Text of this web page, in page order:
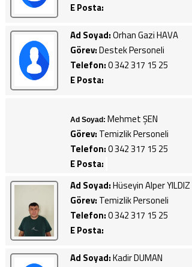
E Posta:
Ad Soyad:Orhan Gazi HAVA
Görev:Destek Personeli
Telefon:0 342 317 15 25
E Posta:
Ad Soyad: Mehmet ŞEN
Görev: Temizlik Personeli
Telefon:0 342 317 15 25
E Posta:
Ad Soyad:Hüseyin Alper YILDIZ
Görev: Temizlik Personeli
Telefon:0 342 317 15 25
E Posta:
Ad Soyad:Kadir DUMAN